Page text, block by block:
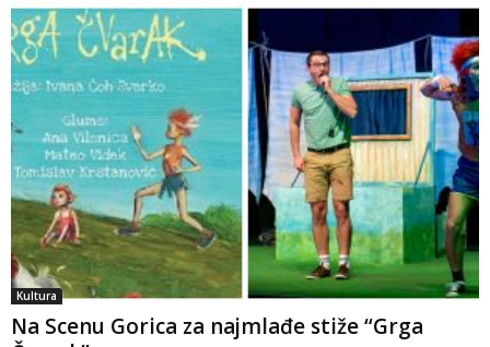
Kultura
Na Scenu Gorica za najmlađe stiže “Grga